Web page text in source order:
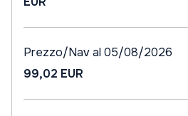
Prezzo/Nav al 05/08/2026
99,02 EUR